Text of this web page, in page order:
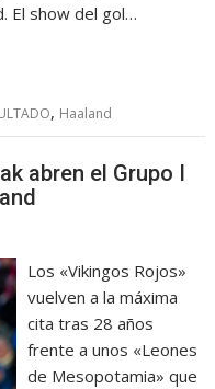
El show del gol…
, Haaland
abren el Grupo I
Los «Vikingos Rojos»
vuelven a la máxima
cita tras 28 años
frente a unos «Leones
de Mesopotamia» que